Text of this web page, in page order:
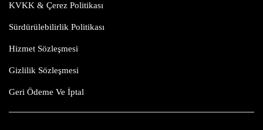
KVKK & Çerez Politikası
Sürdürülebilirlik Politikası
Hizmet Sözleşmesi
Gizlilik Sözleşmesi
Geri Ödeme Ve İptal